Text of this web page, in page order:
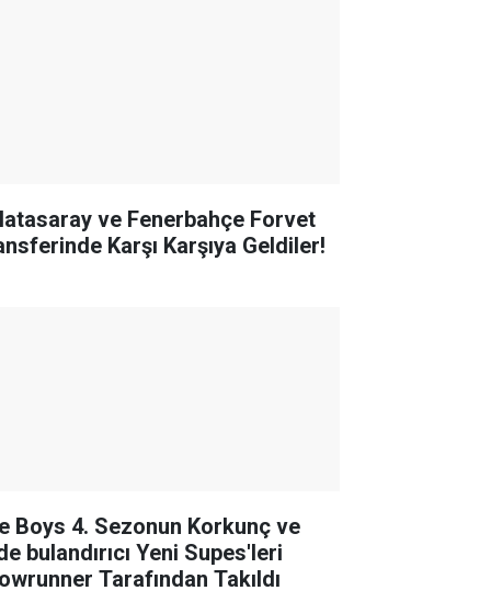
ve Fenerbahçe Forvet
Karşı Karşıya Geldiler!
Boys 4. Sezonun Korkunç ve
bulandırıcı Yeni Supes'leri
Tarafından Takıldı